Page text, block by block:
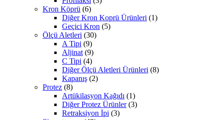
Kron Köprü (6)
Diğer Kron Koprü Ürünleri (1)
Geçici Kron (5)
Ölçü Aletleri (30)
A Tipi (9)
Aljinat (9)
C Tipi (4)
Diğer Ölçü Aletleri Ürünleri (8)
Kapanış (2)
Protez (8)
Artükilasyon Kağıdı (1)
Diğer Protez Ürünler (3)
Retraksiyon İpi (3)